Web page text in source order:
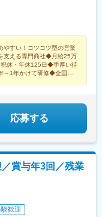
松山市山越6-17-16＜福
大分出張所＞大分市王子
ティクスセンター＞東大
らスタート★その後は
め、各拠点を経験して
支給します★マイカー
(大阪府・阪神線)、新
やすい！コツコツ型の営業
支える専門商社◆月給25万
休・年休125日◆手厚い待
1年かけて研修◆全国拠
応募する
賞与年3回／残業
歓迎